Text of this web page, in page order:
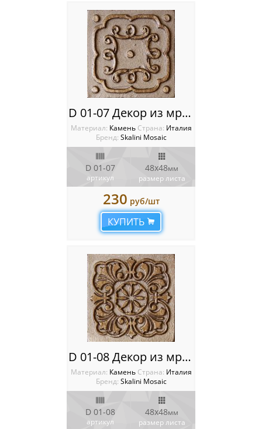
D 01-07 Декор из мрамора Metal Stone Decos
Материал: Камень Cтрана: Италия
Бренд: Skalini Mosaic
D 01-07
артикул
48x48мм
размер листа
230 руб/шт
КУПИТЬ
D 01-08 Декор из мрамора Metal Stone Decos
Материал: Камень Cтрана: Италия
Бренд: Skalini Mosaic
D 01-08
артикул
48x48мм
размер листа